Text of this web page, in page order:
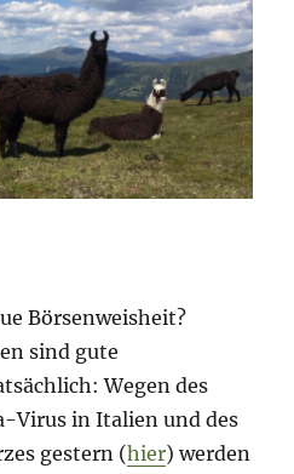
Börsenweisheit?
sind gute
Wegen des
Virus in Italien und des
gestern (hier) werden